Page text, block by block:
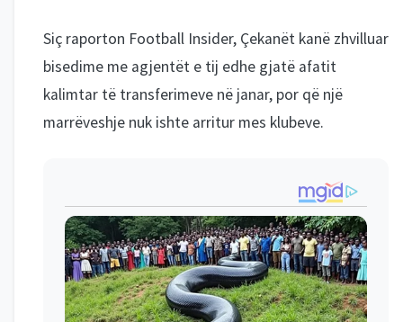
Siç raporton Football Insider, Çekanët kanë zhvilluar
bisedime me agjentët e tij edhe gjatë afatit
kalimtar të transferimeve në janar, por që një
marrëveshje nuk ishte arritur mes klubeve.